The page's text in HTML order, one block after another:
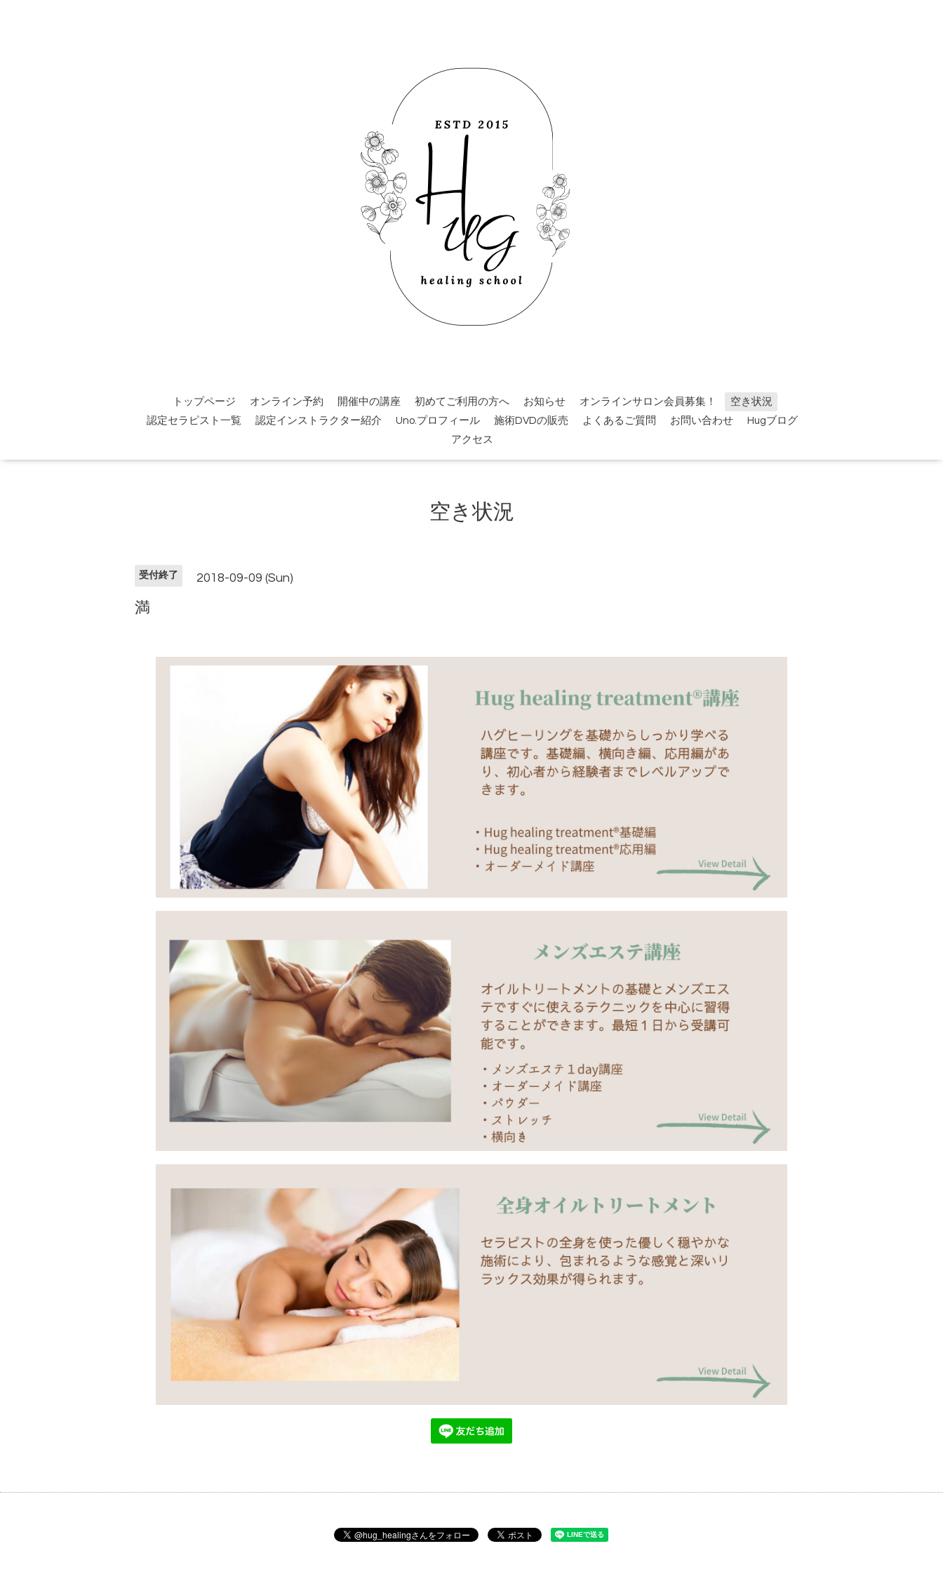
トップページ オンライン予約 開催中の講座 初めてご利用の方へ お知らせ オンラインサロン会員募集！
空き状況
認定セラピスト一覧
認定インストラクター紹介 Uno.プロフィール 施術DVDの販売 よくあるご質問 お問い合わせ
Hugブログ
アクセス
空き状況
受付終了 2018-09-09 (Sun)
満